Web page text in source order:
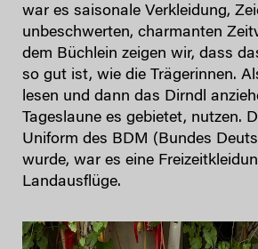
war es saisonale Verkleidung,
unbeschwerten, charmanten
dem Büchlein zeigen wir, dass
so gut ist, wie die Trägerinnen.
lesen und dann das Dirndl
Tageslaune es gebietet, nutzen.
Uniform des BDM (Bundes
wurde, war es eine
Landausflüge.